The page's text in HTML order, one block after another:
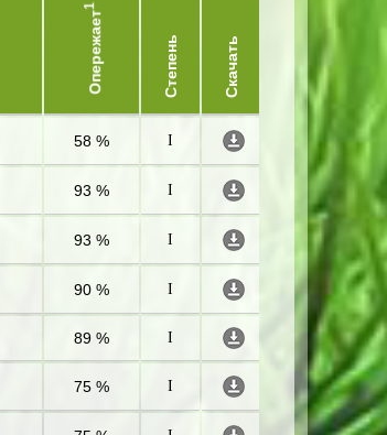
Опережает
1
Степень Скачать
58 % I
93 % I
93 % I
90 % I
89 % I
75 % I